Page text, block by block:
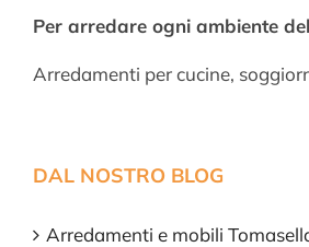
Per arredare ogni ambiente
Arredamenti per cucine,
DAL NOSTRO BLOG
Arredamenti e mobili